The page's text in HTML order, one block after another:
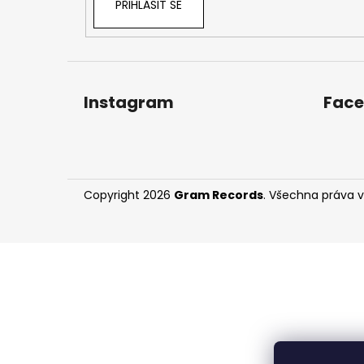
PŘIHLÁSIT SE
Instagram
Copyright 2026 Gram Records. Všechna práva